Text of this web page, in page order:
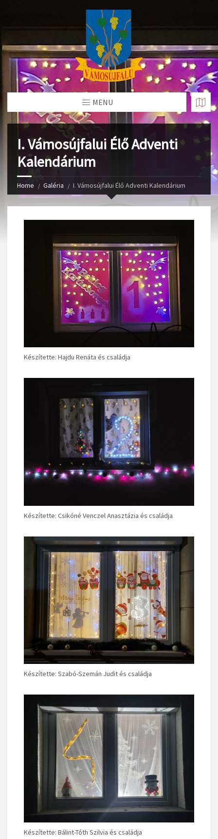
MENU
I. Vámosújfalui Élő Adventi
Kalendárium
Home Galéria I. Vámosújfalui Élő Adventi Kalendárium
Készítette: Hajdu Renáta és családja
Készítette: Csikóné Venczel Anasztázia és családja
Készítette: Szabó-Szemán Judit és családja
Készítette: Bálint-Tóth Szilvia és családja